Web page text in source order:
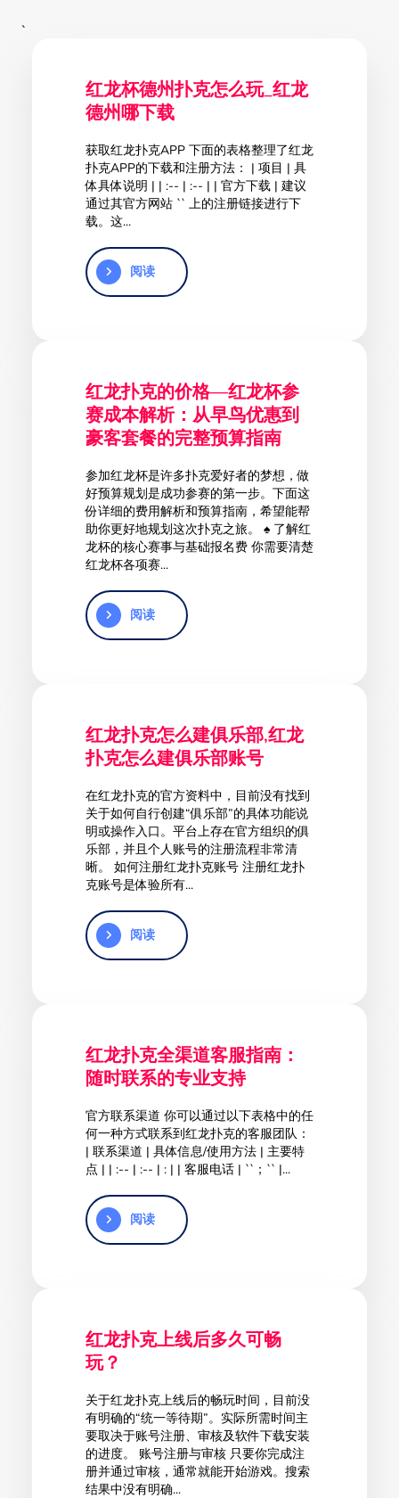
`
红龙杯德州扑克怎么玩_红龙
德州哪下载
获取红龙扑克APP 下面的表格整理了红龙
扑克APP的下载和注册方法： | 项目 | 具
体具体说明 | | :-- | :-- | | 官方下载 | 建议
通过其官方网站 `` 上的注册链接进行下
载。这...
阅读
红龙扑克的价格—红龙杯参
赛成本解析：从早鸟优惠到
豪客套餐的完整预算指南
参加红龙杯是许多扑克爱好者的梦想，做
好预算规划是成功参赛的第一步。下面这
份详细的费用解析和预算指南，希望能帮
助你更好地规划这次扑克之旅。 ♠️ 了解红
龙杯的核心赛事与基础报名费 你需要清楚
红龙杯各项赛...
阅读
红龙扑克怎么建俱乐部,红龙
扑克怎么建俱乐部账号
在红龙扑克的官方资料中，目前没有找到
关于如何自行创建“俱乐部”的具体功能说
明或操作入口。平台上存在官方组织的俱
乐部，并且个人账号的注册流程非常清
晰。 如何注册红龙扑克账号 注册红龙扑
克账号是体验所有...
阅读
红龙扑克全渠道客服指南：
随时联系的专业支持
官方联系渠道 你可以通过以下表格中的任
何一种方式联系到红龙扑克的客服团队：
| 联系渠道 | 具体信息/使用方法 | 主要特
点 | | :-- | :-- | : | | 客服电话 | ``；`` |...
阅读
红龙扑克上线后多久可畅
玩？
关于红龙扑克上线后的畅玩时间，目前没
有明确的“统一等待期”。实际所需时间主
要取决于账号注册、审核及软件下载安装
的进度。 账号注册与审核 只要你完成注
册并通过审核，通常就能开始游戏。搜索
结果中没有明确...